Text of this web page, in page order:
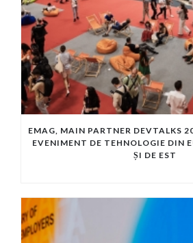
EMAG, MAIN PARTNER DEVTALKS
EVENIMENT DE TEHNOLOGIE DIN
ȘI DE EST